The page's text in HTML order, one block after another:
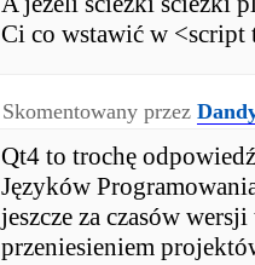
Ci co wstawić w
Skomentowany przez
Qt4 to trochę
Języków
jeszcze za czasów
przeniesieniem